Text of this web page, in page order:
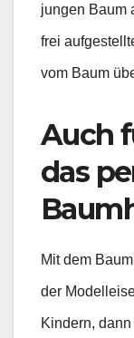
jungen Baum
frei
vom Baum
Auch
das
Mit dem
der
Kindern,